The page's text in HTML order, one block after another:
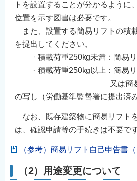
トを設置することが分かるように
位置を示す図書は必要です。
また、設置する簡易リフトの積
を提出してください。
・積載荷重250kg未満：簡易リ
・積載荷重250kg以上：簡易リ
又は簡易リフト
の写し（労働基準監督署に提出済
なお、既存建築物に簡易リフト
は、確認申請等の手続きは不要です
（参考）簡易リフト自己申告書
（2）用途変更について